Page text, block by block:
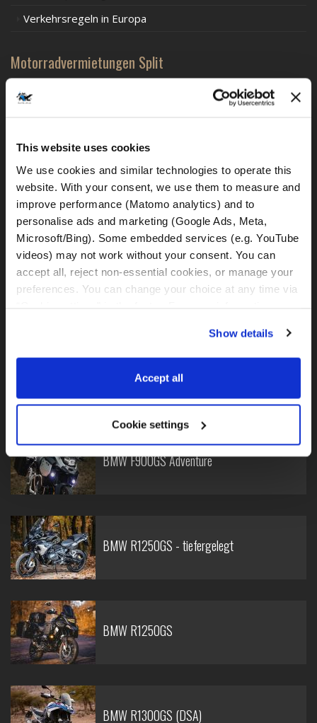
This website uses cookies
We use cookies and similar technologies to operate this
website. With your consent, we use them to measure and
improve performance (Matomo analytics) and to
personalise ads and marketing (Google Ads, Meta,
Microsoft/Bing). Some embedded services (e.g. YouTube
videos) may not work without your consent. You can
accept all, reject non-essential cookies, or manage your
preferences. You can change your choice at any time via
Show details
Accept all
Cookie settings
Verkehrsregeln in Europa
Motorradvermietungen Split
BMW F750GS
BMW F800GS
BMW F850GS
BMW F900GS Adventure
BMW R1250GS - tiefergelegt
BMW R1250GS
BMW R1300GS (DSA)